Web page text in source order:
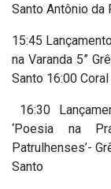
Santo Antônio da
15:45
na Varanda 5”
Santo 16:00
16:30
‘Poesia na
Patrulhenses’-
Santo